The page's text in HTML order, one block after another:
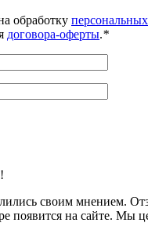
обработку
договора-оферты.*
своим мнением.
появится на сайте. Мы